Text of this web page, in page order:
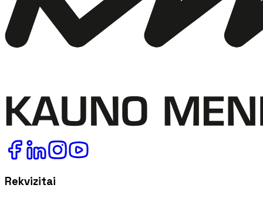
Rekvizitai